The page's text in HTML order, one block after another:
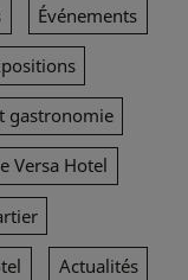
Événements
gastronomie
Versa Hotel
Actualités